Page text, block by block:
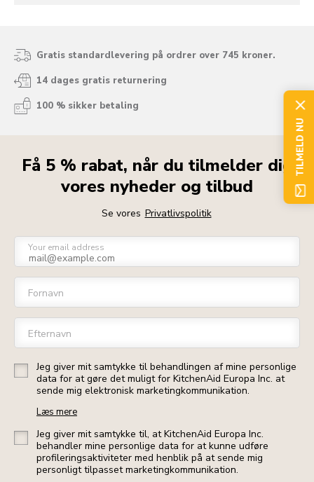
Gratis standardlevering på ordrer over 745 kroner.
14 dages gratis returnering
100 % sikker betaling
Få 5 % rabat, når du tilmelder dig
vores nyheder og tilbud
Se vores Privatlivspolitik
Your email address
Fornavn
Efternavn
Jeg giver mit samtykke til behandlingen af mine personlige
data for at gøre det muligt for KitchenAid Europa Inc. at
sende mig elektronisk marketingkommunikation.
Læs mere
Jeg giver mit samtykke til, at KitchenAid Europa Inc.
behandler mine personlige data for at kunne udføre
profileringsaktiviteter med henblik på at sende mig
personligt tilpasset marketingkommunikation.
TILMELD NU